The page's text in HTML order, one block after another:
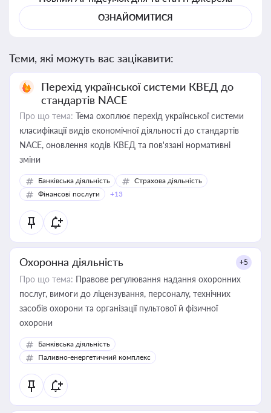
ОЗНАЙОМИТИСЯ
Теми, які можуть вас зацікавити:
Перехід української системи КВЕД до
стандартів NACE
Про що тема: Тема охоплює перехід української системи
класифікації видів економічної діяльності до стандартів
NACE, оновлення кодів КВЕД та пов'язані нормативні
зміни
Банківська діяльність
Страхова діяльність
Фінансові послуги
+13
Охоронна діяльність +5
Про що тема: Правове регулювання надання охоронних
послуг, вимоги до ліцензування, персоналу, технічних
засобів охорони та організації пультової й фізичної
охорони
Банківська діяльність
Паливно-енергетичний комплекс